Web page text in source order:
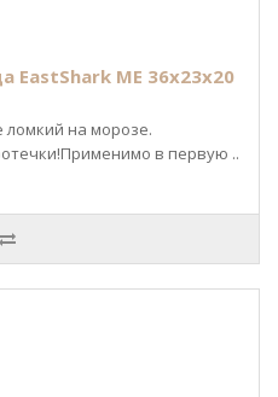
ME 36х23х20
ломкий на морозе.
в первую ..